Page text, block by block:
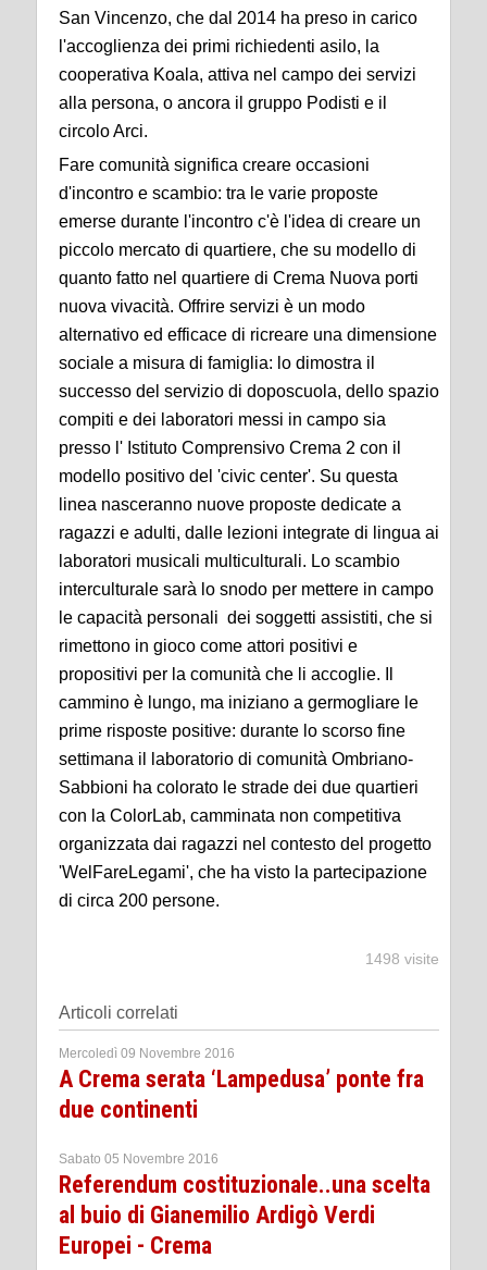
San Vincenzo, che dal 2014 ha preso in carico
l'accoglienza dei primi richiedenti asilo, la
cooperativa Koala, attiva nel campo dei servizi
alla persona, o ancora il gruppo Podisti e il
circolo Arci.
Fare comunità significa creare occasioni
d'incontro e scambio: tra le varie proposte
emerse durante l'incontro c'è l'idea di creare un
piccolo mercato di quartiere, che su modello di
quanto fatto nel quartiere di Crema Nuova porti
nuova vivacità. Offrire servizi è un modo
alternativo ed efficace di ricreare una dimensione
sociale a misura di famiglia: lo dimostra il
successo del servizio di doposcuola, dello spazio
compiti e dei laboratori messi in campo sia
presso l' Istituto Comprensivo Crema 2 con il
modello positivo del 'civic center'. Su questa
linea nasceranno nuove proposte dedicate a
ragazzi e adulti, dalle lezioni integrate di lingua ai
laboratori musicali multiculturali. Lo scambio
interculturale sarà lo snodo per mettere in campo
le capacità personali dei soggetti assistiti, che si
rimettono in gioco come attori positivi e
propositivi per la comunità che li accoglie. Il
cammino è lungo, ma iniziano a germogliare le
prime risposte positive: durante lo scorso fine
settimana il laboratorio di comunità Ombriano-
Sabbioni ha colorato le strade dei due quartieri
con la ColorLab, camminata non competitiva
organizzata dai ragazzi nel contesto del progetto
'WelFareLegami', che ha visto la partecipazione
di circa 200 persone.
1498 visite
Articoli correlati
Mercoledì 09 Novembre 2016
A Crema serata ‘Lampedusa’ ponte fra
due continenti
Sabato 05 Novembre 2016
Referendum costituzionale..una scelta
al buio di Gianemilio Ardigò Verdi
Europei - Crema